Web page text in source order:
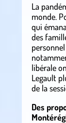
La
monde.
qui
des
libérale
Legault
de la
Des